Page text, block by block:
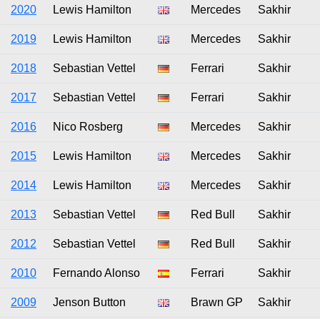
2020 Lewis Hamilton Mercedes Sakhir
2019 Lewis Hamilton Mercedes Sakhir
2018 Sebastian Vettel Ferrari Sakhir
2017 Sebastian Vettel Ferrari Sakhir
2016 Nico Rosberg Mercedes Sakhir
2015 Lewis Hamilton Mercedes Sakhir
2014 Lewis Hamilton Mercedes Sakhir
2013 Sebastian Vettel Red Bull Sakhir
2012 Sebastian Vettel Red Bull Sakhir
2010 Fernando Alonso Ferrari Sakhir
2009 Jenson Button Brawn GP Sakhir